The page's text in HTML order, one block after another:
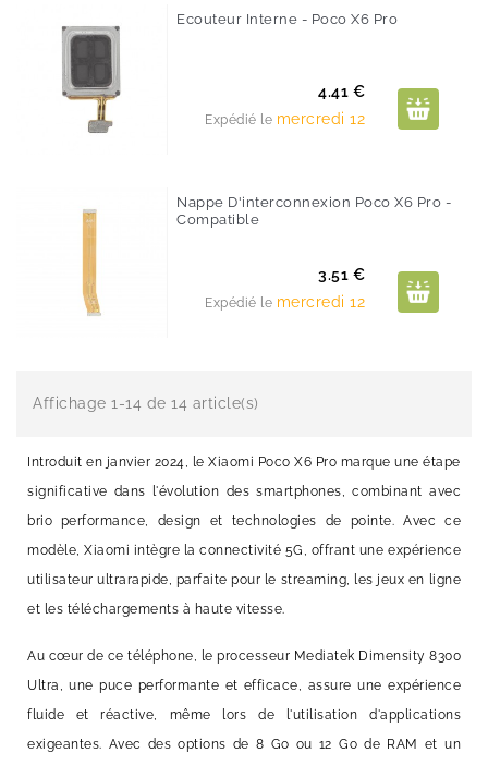
Ecouteur Interne - Poco X6 Pro
Prix
4.41 €
Expédié le mercredi 12
Nappe D'interconnexion Poco X6 Pro -
Compatible
Prix
3.51 €
Expédié le mercredi 12
Affichage 1-14 de 14 article(s)
Introduit en janvier 2024, le Xiaomi Poco X6 Pro marque une étape
significative dans l'évolution des smartphones, combinant avec
brio performance, design et technologies de pointe. Avec ce
modèle, Xiaomi intègre la connectivité 5G, offrant une expérience
utilisateur ultrarapide, parfaite pour le streaming, les jeux en ligne
et les téléchargements à haute vitesse.
Au cœur de ce téléphone, le processeur Mediatek Dimensity 8300
Ultra, une puce performante et efficace, assure une expérience
fluide et réactive, même lors de l'utilisation d'applications
exigeantes. Avec des options de 8 Go ou 12 Go de RAM et un